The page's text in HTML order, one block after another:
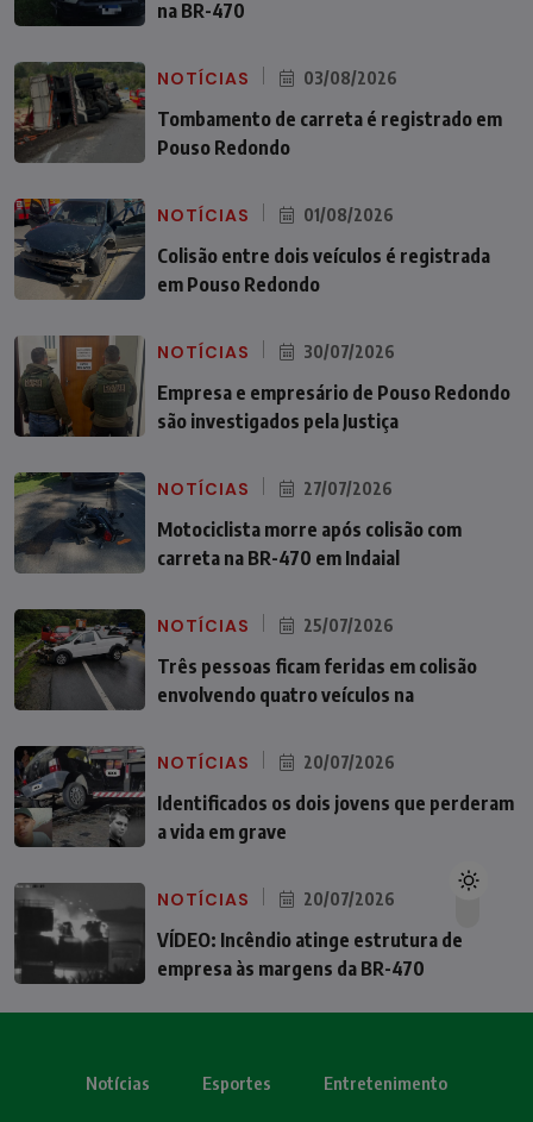
na BR-470
NOTÍCIAS 03/08/2026
Tombamento de carreta é registrado em
Pouso Redondo
NOTÍCIAS 01/08/2026
Colisão entre dois veículos é registrada
em Pouso Redondo
NOTÍCIAS 30/07/2026
Empresa e empresário de Pouso Redondo
são investigados pela Justiça
NOTÍCIAS 27/07/2026
Motociclista morre após colisão com
carreta na BR-470 em Indaial
NOTÍCIAS 25/07/2026
Três pessoas ficam feridas em colisão
envolvendo quatro veículos na
NOTÍCIAS 20/07/2026
Identificados os dois jovens que perderam
a vida em grave
NOTÍCIAS 20/07/2026
VÍDEO: Incêndio atinge estrutura de
empresa às margens da BR-470
Notícias Esportes Entretenimento